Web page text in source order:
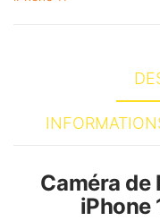
Caméra de
iPhone